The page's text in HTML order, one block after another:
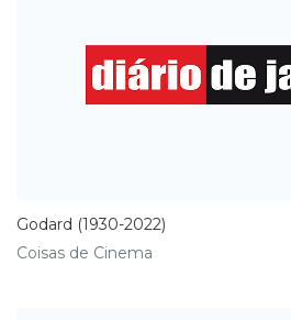
Godard (1930-2022)
Coisas de Cinema